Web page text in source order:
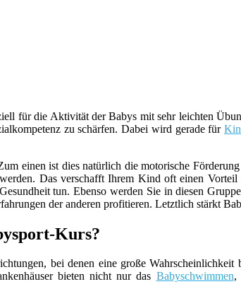
für die Aktivität der Babys mit sehr leichten
zu schärfen. Dabei wird gerade für
einen ist dies natürlich die motorische
Das verschafft Ihrem Kind oft einen
tun. Ebenso werden Sie in diesen
der anderen profitieren. Letztlich stärkt
Kurs?
bei denen eine große
bieten nicht nur das Babyschwimmen,